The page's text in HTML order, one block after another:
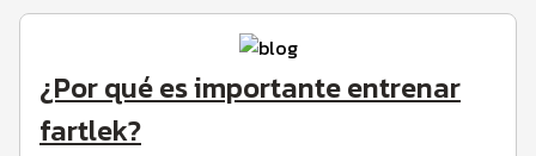
¿Por qué es importante entrenar
fartlek?